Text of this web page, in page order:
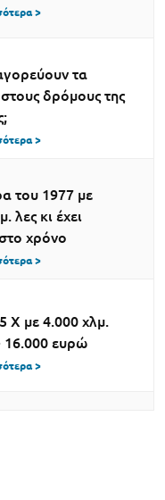
>
τα
δρόμους της
>
του 1977 με
λες κι έχει
χρόνο
>
X με 4.000 χλμ.
16.000 ευρώ
>